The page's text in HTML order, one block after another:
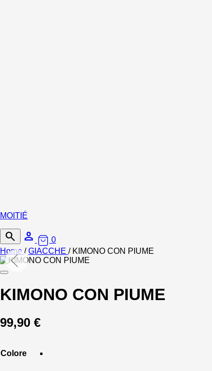
MOITIÉ
search person
0
Home / GIACCHE /KIMONO CON PIUME
KIMONO CON PIUME
99,90 €
Colore